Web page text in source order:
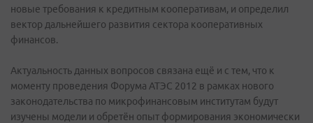
новые требования к кредитным кооперативам, и определил
вектор дальнейшего развития сектора кооперативных
финансов.
Актуальность данных вопросов связана ещё и с тем, что к
моменту проведения Форума АТЭС 2012 в рамках нового
законодательства по микрофинансовым институтам будут
изучены модели и обретён опыт формирования экономически